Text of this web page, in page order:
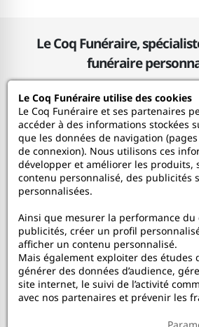
RAS
Sonia
22/11/2024
5
Superbe comme je le pensais
Nelly
Alexsandra
17/06/2024
5
Super
Le Coq Funéraire,
funéraire
Le Coq Funéraire
Nos services
Mon Compte
Aide
A propos
Le Coq Funéraire utilise des cookies
Le Coq Funéraire et ses partenaires
accéder à des informations stockées
que les données de navigation
de connexion). Nous utilisons ces
développer et améliorer les produits,
contenu personnalisé, des publicités
personnalisées.
Ainsi que mesurer la performance du
publicités, créer un profil
afficher un contenu personnalisé.
Mais également exploiter des études
générer des données d’audience,
site internet, le suivi de l’activité
avec nos partenaires et prévenir les